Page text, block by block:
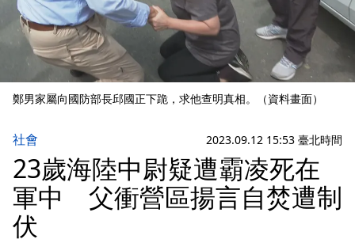
鄭男家屬向國防部長邱國正下跪，求他查明真相。（資料畫面）
社會 2023.09.12 15:53 臺北時間
23歲海陸中尉疑遭霸凌死在
軍中 父衝營區揚言自焚遭制
伏